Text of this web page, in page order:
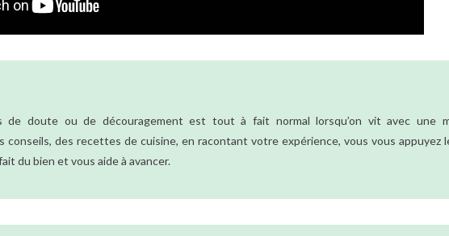
doute ou de découragement est tout à fait normal lorsqu’on vit avec une
conseils, des recettes de cuisine, en racontant votre expérience, vous vous appuyez
du bien et vous aide à avancer.